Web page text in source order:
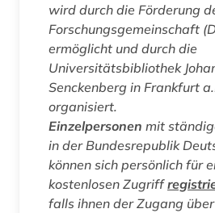
wird durch die Förderung
Forschungsgemeinschaft
ermöglicht und durch die
Universitätsbibliothek
Senckenberg in Frankfurt
organisiert.
Einzelpersonen mit
in der Bundesrepublik
können sich persönlich für
kostenlosen Zugriff
falls ihnen der Zugang